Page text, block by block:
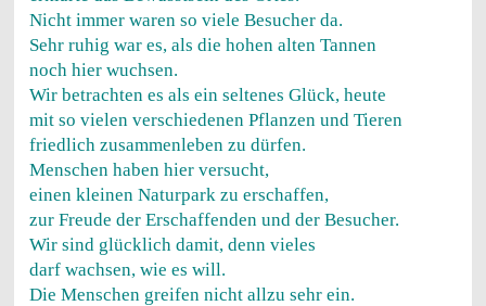
Nicht immer waren so viele Besucher da.
Sehr ruhig war es, als die hohen alten Tannen
noch hier wuchsen.
Wir betrachten es als ein seltenes Glück, heute
mit so vielen verschiedenen Pflanzen und Tieren
friedlich zusammenleben zu dürfen.
Menschen haben hier versucht,
einen kleinen Naturpark zu erschaffen,
zur Freude der Erschaffenden und der Besucher.
Wir sind glücklich damit, denn vieles
darf wachsen, wie es will.
Die Menschen greifen nicht allzu sehr ein.